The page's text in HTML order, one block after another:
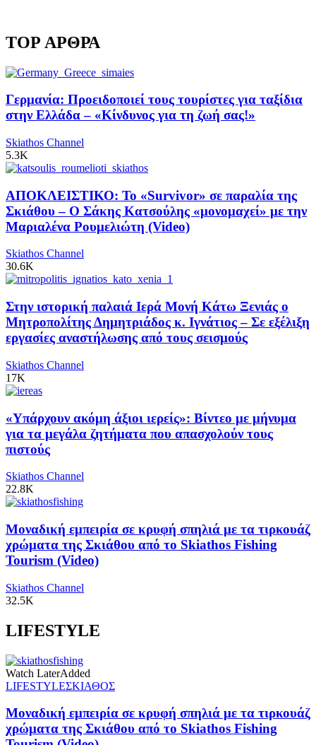
TOP ΑΡΘΡΑ
Γερμανία: Προειδοποιεί τους τουρίστες για ταξίδια
στην Ελλάδα – «Κίνδυνος για τη ζωή σας!»
Skiathos Channel
5.3K
ΑΠΟΚΛΕΙΣΤΙΚΟ: Το «Survivor» σε παραλία της
Σκιάθου – Ο Σάκης Κατσούλης «μονομαχεί» με την
Μαριαλένα Ρουμελιώτη (Video)
Skiathos Channel
30.6K
Στην ιστορική παλαιά Ιερά Μονή Κάτω Ξενιάς ο
Μητροπολίτης Δημητριάδος κ. Ιγνάτιος – Σε εξέλιξη
εργασίες αναστήλωσης από τους σεισμούς
Skiathos Channel
17K
«Υπάρχουν ακόμη άξιοι ιερείς»: Βίντεο με μήνυμα
για τα μεγάλα ζητήματα που απασχολούν τους
πιστούς
Skiathos Channel
22.8K
Μοναδική εμπειρία σε κρυφή σπηλιά με τα τιρκουάζ
χρώματα της Σκιάθου από το Skiathos Fishing
Tourism (Video)
Skiathos Channel
32.5K
LIFESTYLE
Watch LaterAdded
LIFESTYLEΣΚΙΑΘΟΣ
Μοναδική εμπειρία σε κρυφή σπηλιά με τα τιρκουάζ
χρώματα της Σκιάθου από το Skiathos Fishing